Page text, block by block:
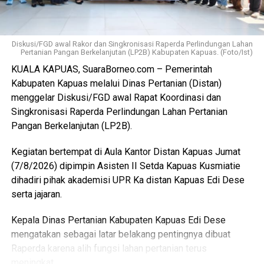
Rp300 per ekor meningkat dari tarif sebelumnya Rp100
per ekor. Dana ini masuk pendapatan daerah kemudian
kembali kepada peningkatan fasilitas RPU itu sendiri.
“Pemerintah Kabupaten Kapuas berharap proses
pemotongan unggas dapat berlangsung lebih tertata
memenuhi standar kesehatan masyarakat serta
menghasilkan produk unggas yang lebih bersih serta aman
dikonsumsi,” ujarnya. (Ujg/SB)
Bagikan ke
WhatsApp
Messenger 0 Twitter/X 0
Diskusi/FGD awal Rakor dan Singkronisasi Raperda Perlindungan Lahan
Pertanian Pangan Berkelanjutan (LP2B) Kabupaten Kapuas. (Foto/Ist)
KUALA KAPUAS, SuaraBorneo.com – Pemerintah
Kabupaten Kapuas melalui Dinas Pertanian (Distan)
menggelar Diskusi/FGD awal Rapat Koordinasi dan
Singkronisasi Raperda Perlindungan Lahan Pertanian
Pangan Berkelanjutan (LP2B).
Kegiatan bertempat di Aula Kantor Distan Kapuas Jumat
(7/8/2026) dipimpin Asisten II Setda Kapuas Kusmiatie
dihadiri pihak akademisi UPR Ka distan Kapuas Edi Dese
serta jajaran.
Kepala Dinas Pertanian Kabupaten Kapuas Edi Dese
mengatakan sebagai latar belakang pentingnya dibuat
Raperda karena alih fungsi lahan pertanian terus